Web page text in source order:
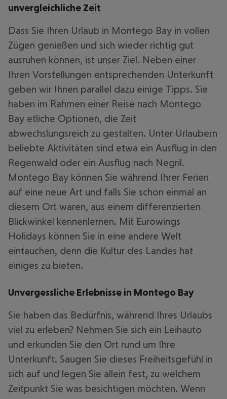
unvergleichliche Zeit
Dass Sie Ihren Urlaub in Montego Bay in vollen
Zügen genießen und sich wieder richtig gut
ausruhen können, ist unser Ziel. Neben einer
Ihren Vorstellungen entsprechenden Unterkunft
geben wir Ihnen parallel dazu einige Tipps. Sie
haben im Rahmen einer Reise nach Montego
Bay etliche Optionen, die Zeit
abwechslungsreich zu gestalten. Unter Urlaubern
beliebte Aktivitäten sind etwa ein Ausflug in den
Regenwald oder ein Ausflug nach Negril.
Montego Bay können Sie während Ihrer Ferien
auf eine neue Art und falls Sie schon einmal an
diesem Ort waren, aus einem differenzierten
Blickwinkel kennenlernen. Mit Eurowings
Holidays können Sie in eine andere Welt
eintauchen, denn die Kultur des Landes hat
einiges zu bieten.
Unvergessliche Erlebnisse in Montego Bay
Sie haben das Bedürfnis, während Ihres Urlaubs
viel zu erleben? Nehmen Sie sich ein Leihauto
und erkunden Sie den Ort rund um Ihre
Unterkunft. Saugen Sie dieses Freiheitsgefühl in
sich auf und legen Sie allein fest, zu welchem
Zeitpunkt Sie was besichtigen möchten. Wenn